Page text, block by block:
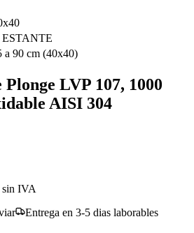
a 90 cm (40x40)
Plonge LVP 107, 1000
AISI 304
sin IVA
Entrega en 3-5 dias laborables